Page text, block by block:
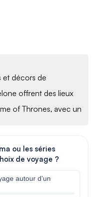
et décors de
offrent des lieux
of Thrones, avec un
ou les séries
de voyage ?
autour d’un